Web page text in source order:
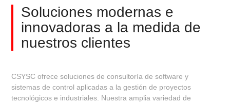
Soluciones modernas e
innovadoras a la medida de
nuestros clientes
CSYSC ofrece soluciones de consultoría de software y
sistemas de control aplicadas a la gestión de proyectos
tecnológicos e industriales. Nuestra amplia variedad de